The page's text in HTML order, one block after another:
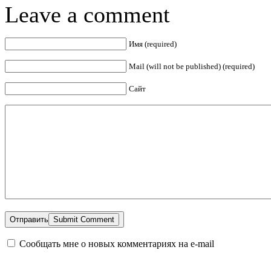
Leave a comment
Имя (required)
Mail (will not be published) (required)
Сайт
Отправить
Сообщать мне о новых комментариях на e-mail